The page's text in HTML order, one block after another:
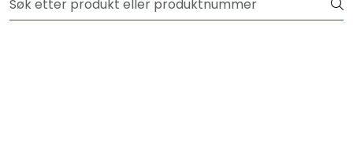
Skip to main contentNYHET! 150 nye varer